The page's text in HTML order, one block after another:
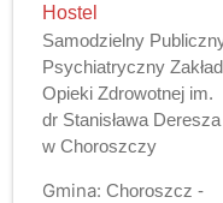
Hostel
Samodzielny
Psychiatryczny Zakład
Opieki Zdrowotnej im.
dr Stanisława Deresza
w Choroszczy
Gmina: Choroszcz -